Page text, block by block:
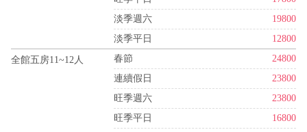
淡季週六
19800
淡季平日
12800
全館五房11~12人 春節
24800
連續假日
23800
旺季週六
23800
旺季平日
16800